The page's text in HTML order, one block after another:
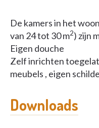
De kamers in het
van 24 tot 30 m2) zijn
Eigen douche
Zelf inrichten
meubels , eigen
Downloads